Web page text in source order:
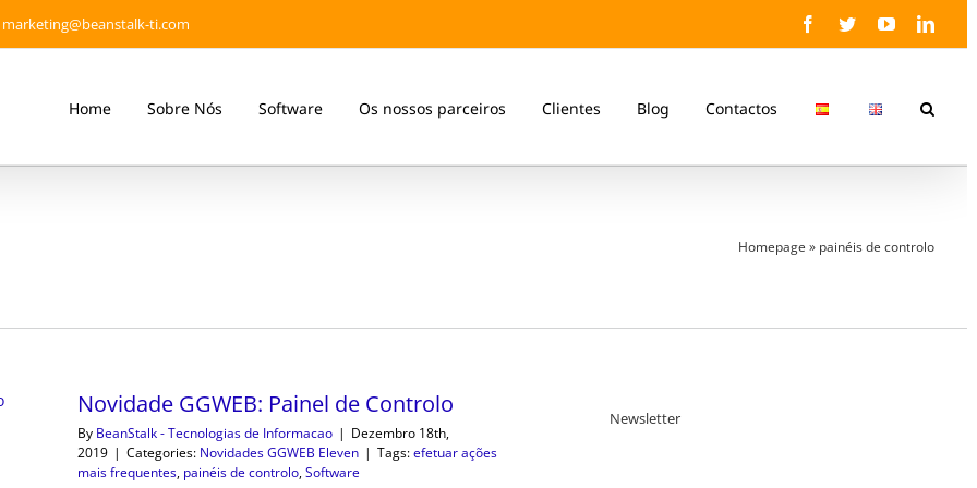
marketing@beanstalk-ti.com Facebook
TwitterYouTube
Home Sobre Nós Software Os nossos parceiros Clientes Blog Contactos
Homepage » painéis de controlo
Novidade GGWEB: Painel de Controlo
By BeanStalk - Tecnologias de Informacao | Dezembro 18th,
2019 | Categories: Novidades GGWEB Eleven | Tags:efetuar ações
mais frequentes, painéis de controlo,Software
Newsletter